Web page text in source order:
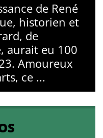
de René
historien et
de
aurait eu 100
Amoureux
ce ...